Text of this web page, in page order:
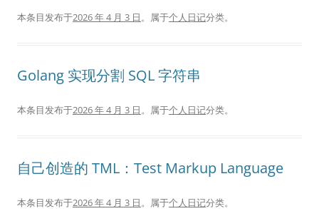
本条目发布于2026 年 4 月 3 日。属于个人日记分类。
Golang 实现分割 SQL 字符串
本条目发布于2026 年 4 月 3 日。属于个人日记分类。
自己创造的 TML：Test Markup Language
本条目发布于2026 年 4 月 3 日。属于个人日记分类。